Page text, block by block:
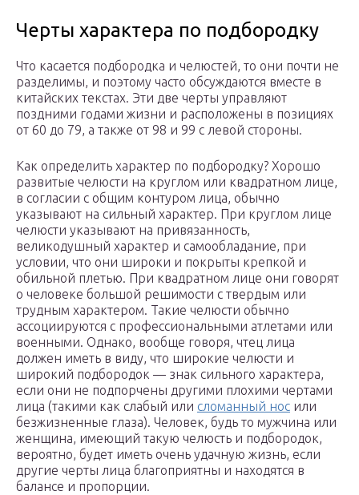
Черты характера по подбородку
Что касается подбородка и челюстей, то они почти не
разделимы, и поэтому часто обсуждаются вместе в
китайских текстах. Эти две черты управляют
поздними годами жизни и расположены в позициях
от 60 до 79, а также от 98 и 99 с левой стороны.
Как определить характер по подбородку? Хорошо
развитые челюсти на круглом или квадратном лице,
в согласии с общим контуром лица, обычно
указывают на сильный характер. При круглом лице
челюсти указывают на привязанность,
великодушный характер и самообладание, при
условии, что они широки и покрыты крепкой и
обильной плетью. При квадратном лице они говорят
о человеке большой решимости с твердым или
трудным характером. Такие челюсти обычно
ассоциируются с профессиональными атлетами или
военными. Однако, вообще говоря, чтец лица
должен иметь в виду, что широкие челюсти и
широкий подбородок — знак сильного характера,
если они не подпорчены другими плохими чертами
лица (такими как слабый или сломанный нос или
безжизненные глаза). Человек, будь то мужчина или
женщина, имеющий такую челюсть и подбородок,
вероятно, будет иметь очень удачную жизнь, если
другие черты лица благоприятны и находятся в
балансе и пропорции.